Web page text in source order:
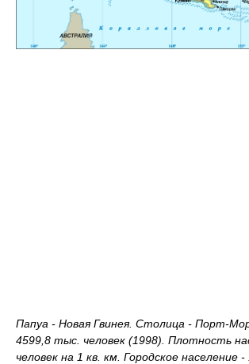
Папуа - Новая Гвинея. Столица - Порт-
4599,8 тыс. человек (1998). Плотность
человек на 1 кв. км. Городское население -